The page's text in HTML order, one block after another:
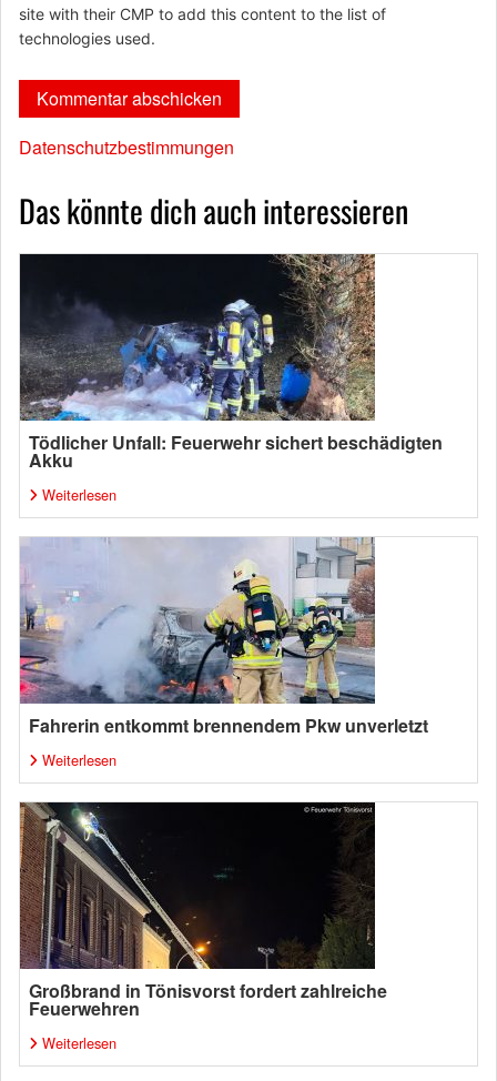
site with their CMP to add this content to the list of
technologies used.
Datenschutzbestimmungen
Das könnte dich auch interessieren
Tödlicher Unfall: Feuerwehr sichert beschädigten
Akku
Weiterlesen
Fahrerin entkommt brennendem Pkw unverletzt
Weiterlesen
Großbrand in Tönisvorst fordert zahlreiche
Feuerwehren
Weiterlesen